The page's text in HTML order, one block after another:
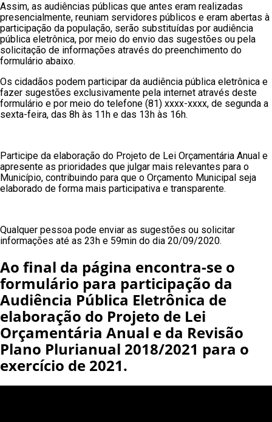
Assim, as audiências públicas que antes eram realizadas
presencialmente, reuniam servidores públicos e eram abertas à
participação da população, serão substituídas por audiência
pública eletrônica, por meio do envio das sugestões ou pela
solicitação de informações através do preenchimento do
formulário abaixo.
Os cidadãos podem participar da audiência pública eletrônica e
fazer sugestões exclusivamente pela internet através deste
formulário e por meio do telefone (81) xxxx-xxxx, de segunda a
sexta-feira, das 8h às 11h e das 13h às 16h.
Participe da elaboração do Projeto de Lei Orçamentária Anual e
apresente as prioridades que julgar mais relevantes para o
Município, contribuindo para que o Orçamento Municipal seja
elaborado de forma mais participativa e transparente.
Qualquer pessoa pode enviar as sugestões ou solicitar
informações até as 23h e 59min do dia 20/09/2020.
Ao final da página encontra-se o
formulário para participação da
Audiência Pública Eletrônica de
elaboração do Projeto de Lei
Orçamentária Anual e da Revisão
Plano Plurianual 2018/2021 para o
exercício de 2021.